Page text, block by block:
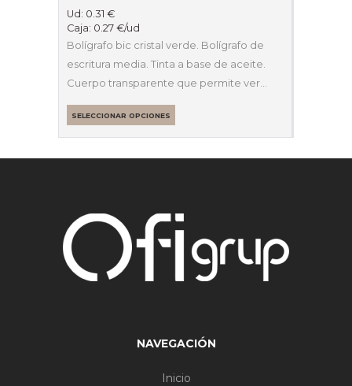
Ud: 0.31 €
Caja: 0.27 €/ud
Bolígrafo bic cristal verde. Bolígrafo de
escritura media. Tinta a base de aceite.
Cuerpo transparente que permite ver…
SELECCIONAR OPCIONES
NAVEGACIÓN
Inicio